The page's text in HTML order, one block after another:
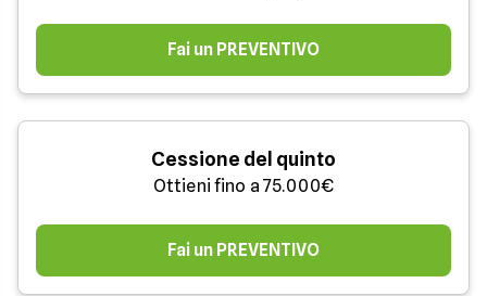
Fai un PREVENTIVO
Cessione del quinto
Ottieni fino a 75.000€
Fai un PREVENTIVO